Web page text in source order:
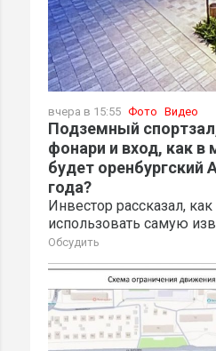
вчера в 15:55 Фото Видео
Подземный
фонари и вход, как в
будет оренбургский
года?
Инвестор рассказал,
использовать самую
Обсудить